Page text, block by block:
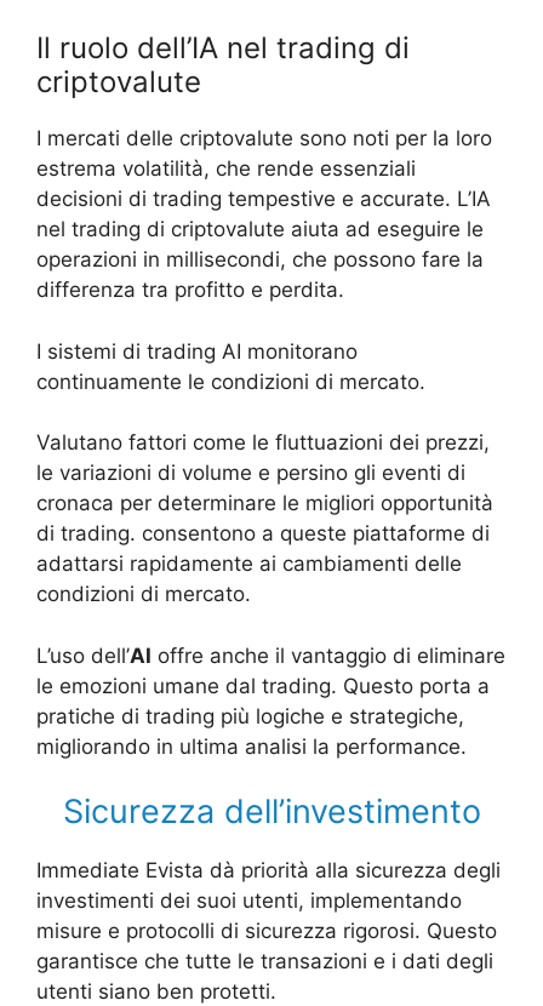
Il ruolo dell’IA nel trading di
criptovalute
I mercati delle criptovalute sono noti per la loro
estrema volatilità, che rende essenziali
decisioni di trading tempestive e accurate. L’IA
nel trading di criptovalute aiuta ad eseguire le
operazioni in millisecondi, che possono fare la
differenza tra profitto e perdita.
I sistemi di trading AI monitorano
continuamente le condizioni di mercato.
Valutano fattori come le fluttuazioni dei prezzi,
le variazioni di volume e persino gli eventi di
cronaca per determinare le migliori opportunità
di trading. consentono a queste piattaforme di
adattarsi rapidamente ai cambiamenti delle
condizioni di mercato.
L’uso dell’AI offre anche il vantaggio di eliminare
le emozioni umane dal trading. Questo porta a
pratiche di trading più logiche e strategiche,
migliorando in ultima analisi la performance.
Sicurezza dell’investimento
Immediate Evista dà priorità alla sicurezza degli
investimenti dei suoi utenti, implementando
misure e protocolli di sicurezza rigorosi. Questo
garantisce che tutte le transazioni e i dati degli
utenti siano ben protetti.